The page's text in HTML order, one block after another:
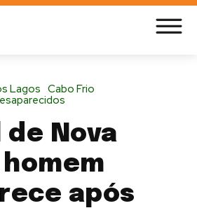
Lagos Cabo Frio
Nova
homem
após